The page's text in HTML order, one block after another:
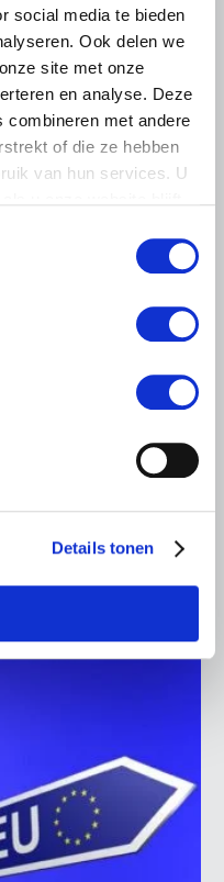
social media te bieden
Ook delen we
site met onze
en analyse. Deze
combineren met andere
of die ze hebben
van hun services. U
Details tonen
Remkes. Het is
Lees meer